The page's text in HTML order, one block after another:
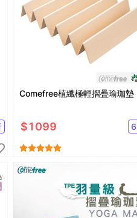
Comefree植纖極輕摺疊瑜珈墊
$1099